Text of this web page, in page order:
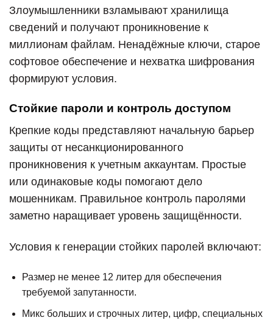
Злоумышленники взламывают хранилища
сведений и получают проникновение к
миллионам файлам. Ненадёжные ключи, старое
софтовое обеспечение и нехватка шифрования
формируют условия.
Стойкие пароли и контроль доступом
Крепкие коды представляют начальную барьер
защиты от несанкционированного
проникновения к учетным аккаунтам. Простые
или одинаковые коды помогают дело
мошенникам. Правильное контроль паролями
заметно наращивает уровень защищённости.
Условия к генерации стойких паролей включают:
Размер не менее 12 литер для обеспечения
требуемой запутанности.
Микс больших и строчных литер, цифр, специальных